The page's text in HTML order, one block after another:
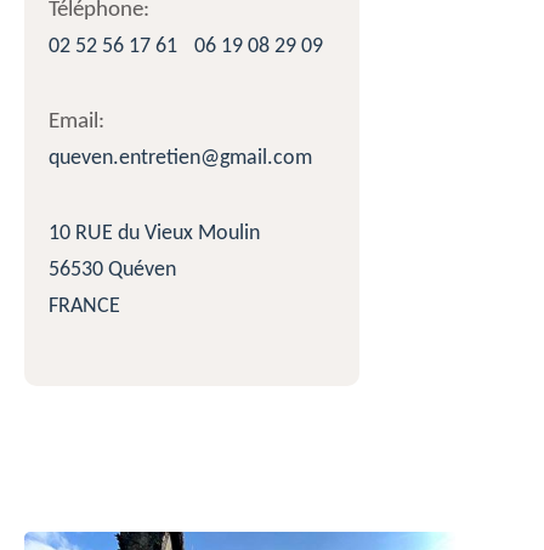
Téléphone:
02 52 56 17 61
06 19 08 29 09
Email:
queven.entretien@gmail.com
10 RUE du Vieux Moulin
56530 Quéven
FRANCE